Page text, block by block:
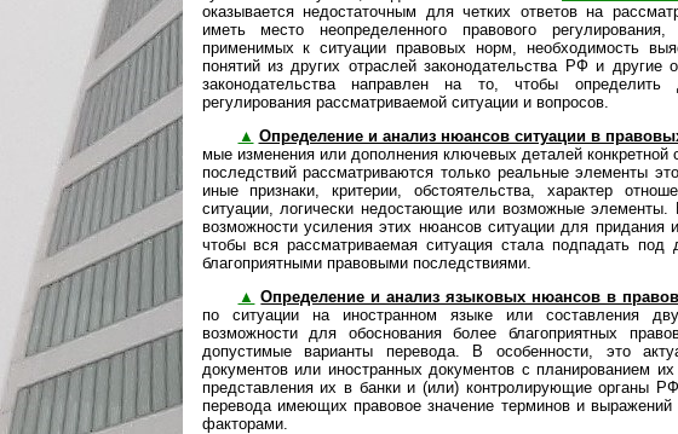
оказывается недостаточным для четких ответов на
иметь место неопределенного правового
применимых к ситуации правовых норм, необходимость
понятий из других отраслей законодательства РФ и
законодательства направлен на то, чтобы определить
регулирования рассматриваемой ситуации и вопросов.
▲ Определение и анализ нюансов ситуации в
мые изменения или до­пол­не­ния ключевых деталей конкретной
последствий рассматриваются только реальные элементы
иные признаки, критерии, обстоятельства, характер
ситуации, логически недостающие или возможные
возможности усиления этих нюансов ситуации для придания
чтобы вся рассматриваемая ситуация стала подпадать
благоприятными правовыми последствиями.
▲ Определение и анализ языковых нюансов в
по ситуации на иностранном языке или составления
возможности для обоснования более благоприятных
допустимые варианты перевода. В особенности, это
документов или иностранных документов с планированием
представления их в банки и (или) контролирующие органы
перевода имеющих правовое значение терминов и
факторами.